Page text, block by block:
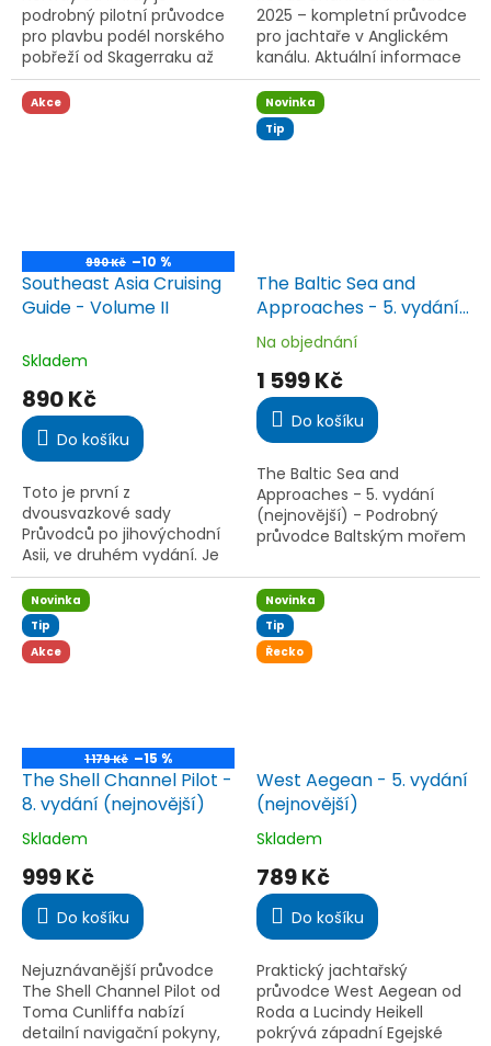
hvězdiček.
podrobný pilotní průvodce
pro plavbu podél norského
pobřeží od Skagerraku až
po Nordkapp a ruskou
hranici. Zahrnuje Lofoty,
Vesterålen, Svalbard, Jan
hvězdiček.
2025 – kompletní průvodce
pro jachtaře v Anglickém
kanálu. Aktuální informace
o přílivu, přístavech,
bezpečnosti a navigaci od
Scilly po Dover a severní...
Akce
990 Kč –10 %
Southeast Asia Cruising
Guide - Volume II
Skladem
890 Kč
Do košíku
Toto je první z
dvousvazkové sady
Průvodců po jihovýchodní
Asii, ve druhém vydání. Je
to jediný průvodce, který
pokrývá celou délku a šířku
oblasti často navštěvované
námořníky...
Novinka
Tip
The Baltic Sea and
Approaches - 5. vydání
(nejnovější)
Průměrné
hodnocení
produktu
je
5,0
5
hvězdiček.
Na objednání
1 599 Kč
Do košíku
The Baltic Sea and
Approaches - 5. vydání
(nejnovější) - Podrobný
průvodce Baltským mořem
jachtaře. Obsahuje
aktualizované mapy,
přístavy i tipy na kotviště...
Novinka
Tip
Akce
1 179 Kč –15 %
The Shell Channel Pilot -
8. vydání (nejnovější)
Průměrné
hodnocení
produktu
je
5,0
5
hvězdiček.
Skladem
999 Kč
Do košíku
Nejuznávanější průvodce
The Shell Channel Pilot od
Toma Cunliffa nabízí
detailní navigační pokyny,
Novinka
Tip
Řecko
West Aegean - 5. vydání
(nejnovější)
Průměrné
hodnocení
produktu
je
5,0
5
hvězdiček.
Skladem
789 Kč
Do košíku
Praktický jachtařský
průvodce West Aegean od
Roda a Lucindy Heikell
pokrývá západní Egejské